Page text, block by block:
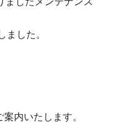
ました。
内いたします。